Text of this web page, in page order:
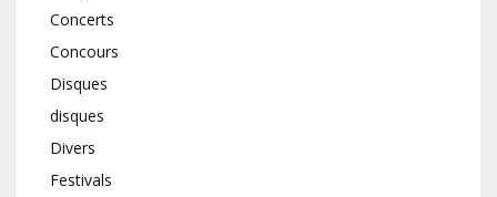
Concerts
Concours
Disques
disques
Divers
Festivals